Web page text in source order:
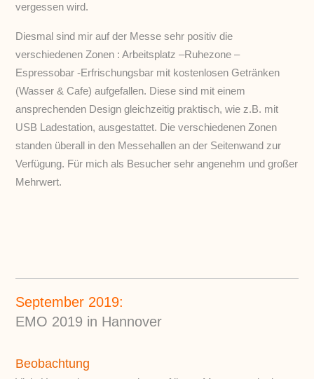
vergessen wird.
Diesmal sind mir auf der Messe sehr positiv die
verschiedenen Zonen : Arbeitsplatz –Ruhezone –
Espressobar -Erfrischungsbar mit kostenlosen Getränken
(Wasser & Cafe) aufgefallen. Diese sind mit einem
ansprechenden Design gleichzeitig praktisch, wie z.B. mit
USB Ladestation, ausgestattet. Die verschiedenen Zonen
standen überall in den Messehallen an der Seitenwand zur
Verfügung. Für mich als Besucher sehr angenehm und großer
Mehrwert.
September 2019:
EMO 2019 in Hannover
Beobachtung